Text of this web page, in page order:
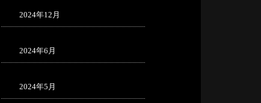
2024年12月
2024年6月
2024年5月